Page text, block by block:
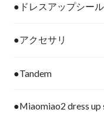
●ドレスアップシール
●アクセサリ
●Tandem
●Miaomiao2 dress up